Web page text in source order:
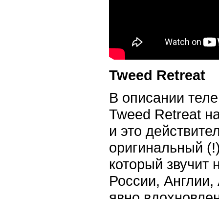
Tweed Retreat
В описании
Tweed Retreat
и это
оригинальный
который звучит
России,